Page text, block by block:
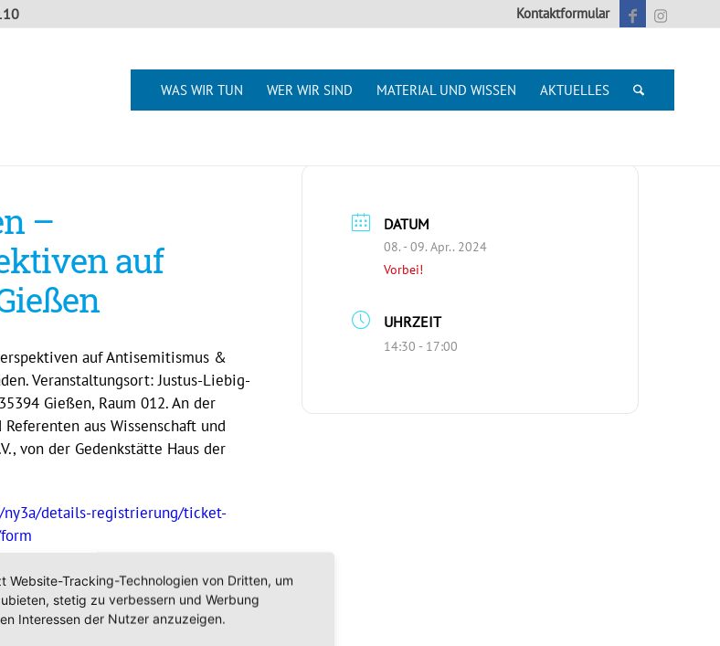
Kontaktformular
WAS WIR TUN WER WIR SIND MATERIAL UND WISSEN AKTUELLES
–
auf
auf Antisemitismus &
Veranstaltungsort: Justus-Liebig-
Gießen, Raum 012. An der
aus Wissenschaft und
von der Gedenkstätte Haus der
details-registrierung/ticket-
4af2-b6e3-
DATUM
08. - 09. Apr.. 2024
Vorbei!
UHRZEIT
14:30 - 17:00
Website-Tracking-Technologien von Dritten, um
stetig zu verbessern und Werbung
Interessen der Nutzer anzuzeigen.